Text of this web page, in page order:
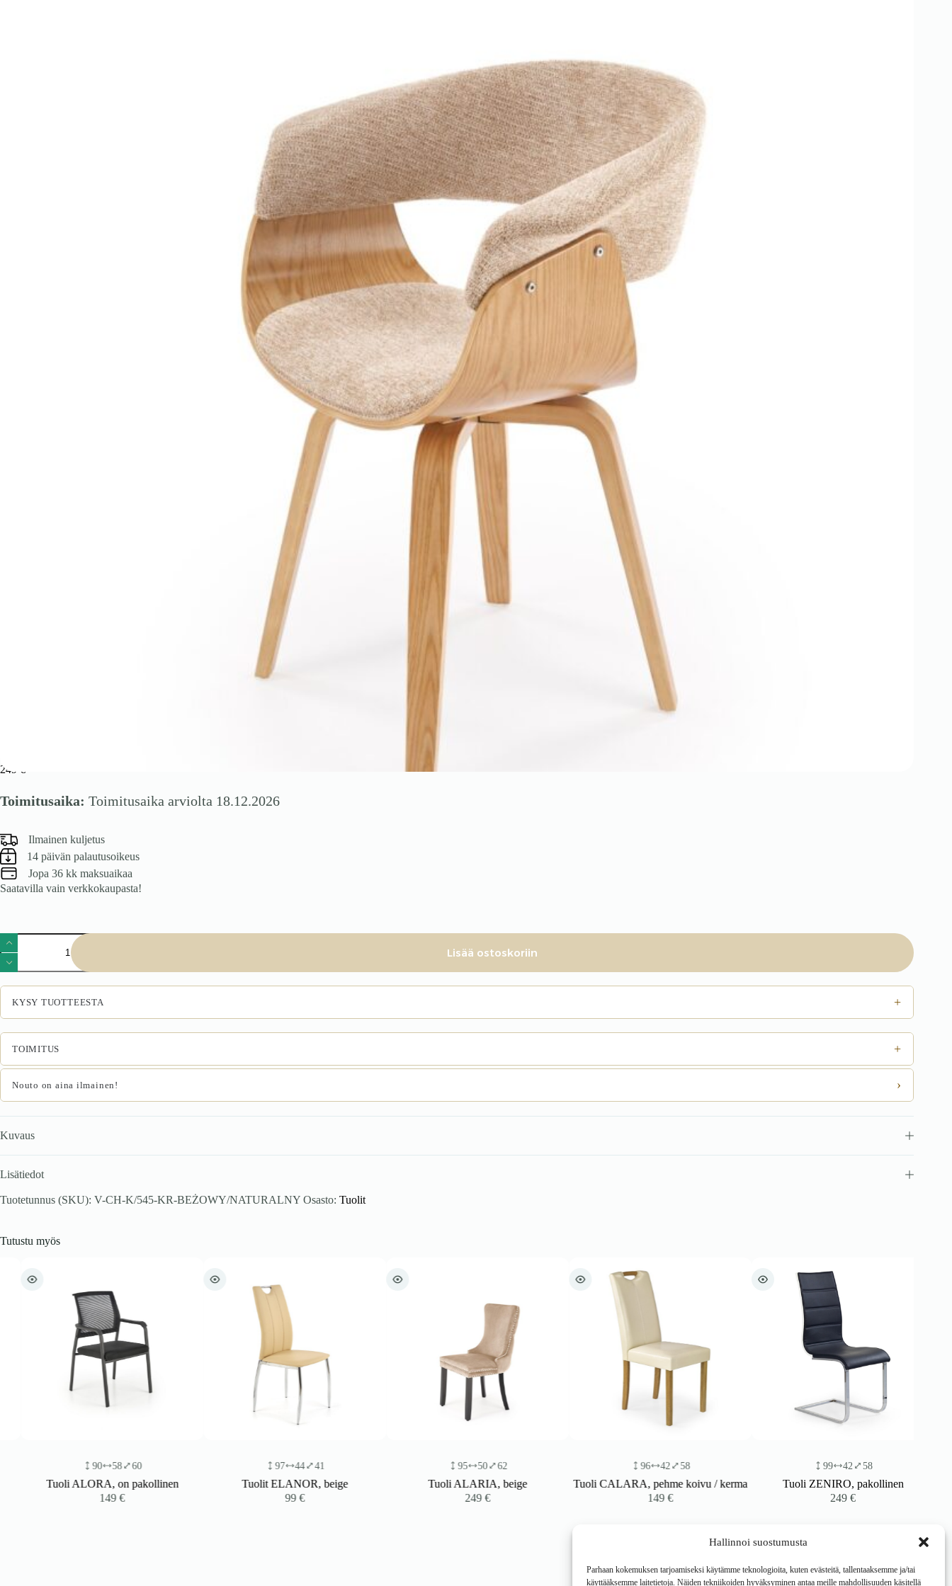
Hallinnoi suostumusta
Parhaan kokemuksen tarjoamiseksi käytämme teknologioita, kuten evästeitä, tallentaaksemme ja/tai
käyttääksemme laitetietoja. Näiden tekniikoiden hyväksyminen antaa meille mahdollisuuden käsitellä
249 €
Toimitusaika: Toimitusaika arviolta 18.12.2026
Ilmainen kuljetus
14 päivän palautusoikeus
Jopa 36 kk maksuaikaa
Saatavilla vain verkkokaupasta!
K545
työkalu,
beigen
/
luonnollinen
määrä
Lisää ostoskoriin
KYSY TUOTTEESTA +
TOIMITUS +
Nouto on aina ilmainen! ›
Kuvaus
Lisätiedot
Tuotetunnus (SKU): V-CH-K/545-KR-BEŻOWY/NATURALNY Osasto: Tuolit
Tutustu myös
42 58
Tuoli CALARA, pehme koivu / kerma
€
42 58
Tuoli ZENIRO, pakollinen
€
58 60
Tuoli ALORA, on pakollinen
€
44 41
Tuolit ELANOR, beige
50 62
Tuoli ALARIA, beige
€